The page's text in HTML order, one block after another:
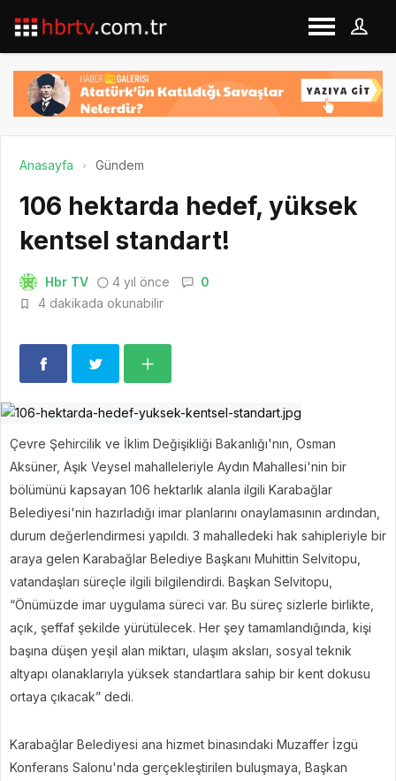
Anasayfa Gündem
106 hektarda hedef, yüksek
kentsel standart!
Hbr TV 4 yıl önce
0
4 dakikada okunabilir
Çevre Şehircilik ve İklim Değişikliği Bakanlığı'nın, Osman
Aksüner, Aşık Veysel mahalleleriyle Aydın Mahallesi'nin bir
bölümünü kapsayan 106 hektarlık alanla ilgili Karabağlar
Belediyesi'nin hazırladığı imar planlarını onaylamasının ardından,
durum değerlendirmesi yapıldı. 3 mahalledeki hak sahipleriyle bir
araya gelen Karabağlar Belediye Başkanı Muhittin Selvitopu,
vatandaşları süreçle ilgili bilgilendirdi. Başkan Selvitopu,
“Önümüzde imar uygulama süreci var. Bu süreç sizlerle birlikte,
açık, şeffaf şekilde yürütülecek. Her şey tamamlandığında, kişi
başına düşen yeşil alan miktarı, ulaşım aksları, sosyal teknik
altyapı olanaklarıyla yüksek standartlara sahip bir kent dokusu
ortaya çıkacak” dedi.
Karabağlar Belediyesi ana hizmet binasındaki Muzaffer İzgü
Konferans Salonu'nda gerçekleştirilen buluşmaya, Başkan